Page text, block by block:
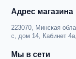
Адрес магазина
223070, Минская
с, дом 14, Кабинет
Мы в сети